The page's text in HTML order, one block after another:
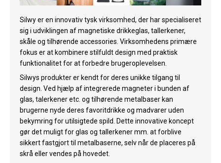
Bil & trailer
Vand
Køl
Elartikler
Vejrstationer
Reservedele
Tilbud
Silwy er en innovativ tysk virksomhed, der har specialiseret
sig i udviklingen af magnetiske drikkeglas, tallerkener,
skåle og tilhørende accessories. Virksomhedens primære
fokus er at kombinere stilfuldt design med praktisk
funktionalitet for at forbedre brugeroplevelsen.
Silwys produkter er kendt for deres unikke tilgang til
design. Ved hjælp af integrerede magneter i bunden af
glas, talerkener etc. og tilhørende metalbaser kan
brugerne nyde deres favoritdrikke og madvarer uden
bekymring for utilsigtede spild. Dette innovative koncept
gør det muligt for glas og tallerkener mm. at forblive
sikkert fastgjort til metalbaserne, selv når de placeres på
skrå eller vendes på hovedet.